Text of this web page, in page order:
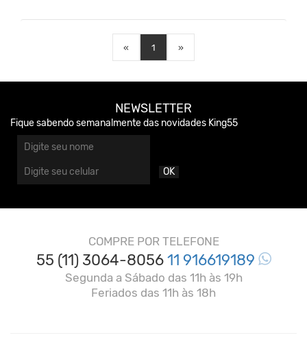
« 1 »
NEWSLETTER
Fique sabendo semanalmente das novidades King55
OK
COMPRE POR TELEFONE
55 (11) 3064-805611 916619189
Segunda a Sábado das 11h às 19h
Feriados das 11h às 18h